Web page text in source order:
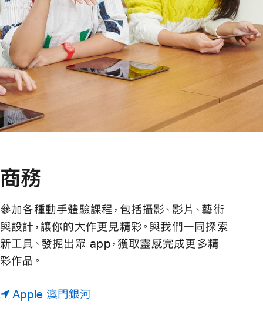
商務
參加各種動手體驗課程，包括攝影、影片、藝術
與設計，讓你的大作更見精彩。與我們一同探索
新工具、發掘出眾 app，獲取靈感完成更多精
彩作品。
Apple 澳門銀河